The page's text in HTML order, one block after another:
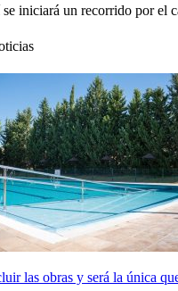
iniciará un recorrido por el
las obras y será la única